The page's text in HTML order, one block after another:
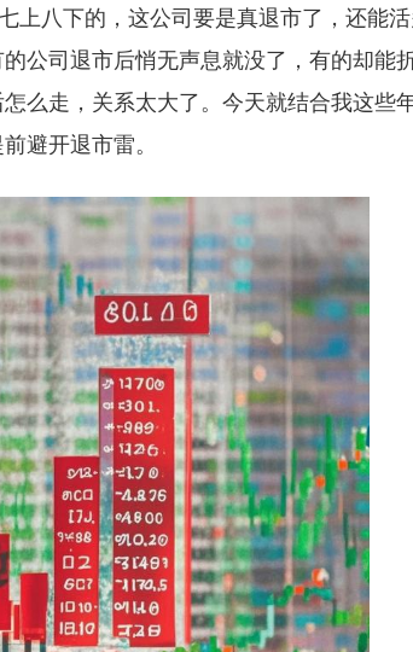
上八下的，这公司要是真退市了，还能活
公司退市后悄无声息就没了，有的却能
么走，关系太大了。今天就结合我这些
避开退市雷。